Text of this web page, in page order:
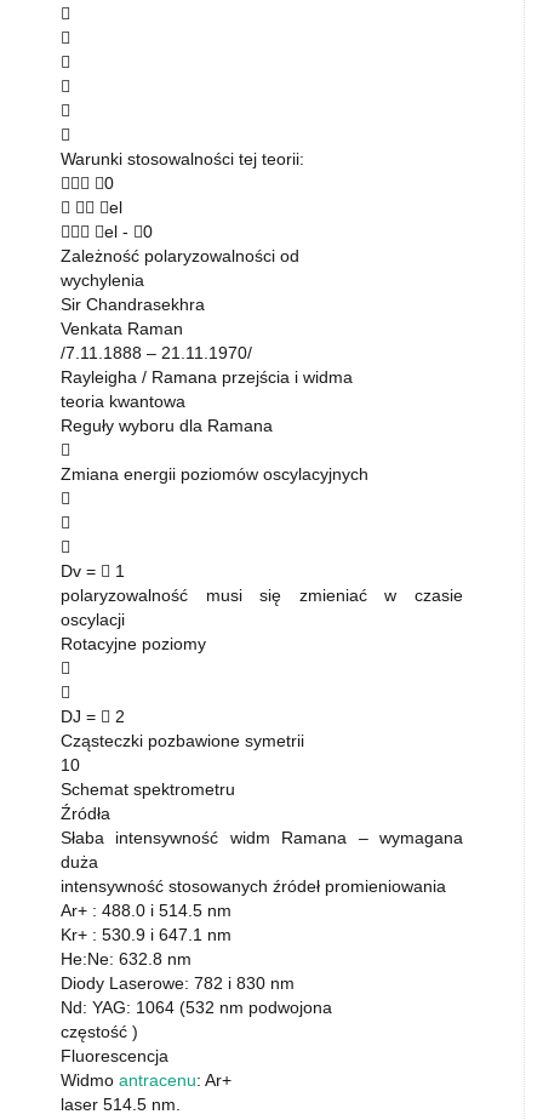






Warunki stosowalności tej teorii:
 0
  el
 el - 0
Zależność polaryzowalności od
wychylenia
Sir Chandrasekhra
Venkata Raman
/7.11.1888 – 21.11.1970/
Rayleigha / Ramana przejścia i widma
teoria kwantowa
Reguły wyboru dla Ramana

Zmiana energii poziomów oscylacyjnych



Dv =  1
polaryzowalność musi się zmieniać w czasie
oscylacji
Rotacyjne poziomy


DJ =  2
Cząsteczki pozbawione symetrii
10
Schemat spektrometru
Źródła
Słaba intensywność widm Ramana – wymagana
duża
intensywność stosowanych źródeł promieniowania
Ar+ : 488.0 i 514.5 nm
Kr+ : 530.9 i 647.1 nm
He:Ne: 632.8 nm
Diody Laserowe: 782 i 830 nm
Nd: YAG: 1064 (532 nm podwojona
częstość )
Fluorescencja
Widmo antracenu: Ar+
laser 514.5 nm.